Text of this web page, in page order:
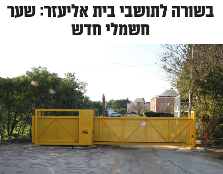
בשורה לתושבי בית אליעזר: שער
חשמלי חדש